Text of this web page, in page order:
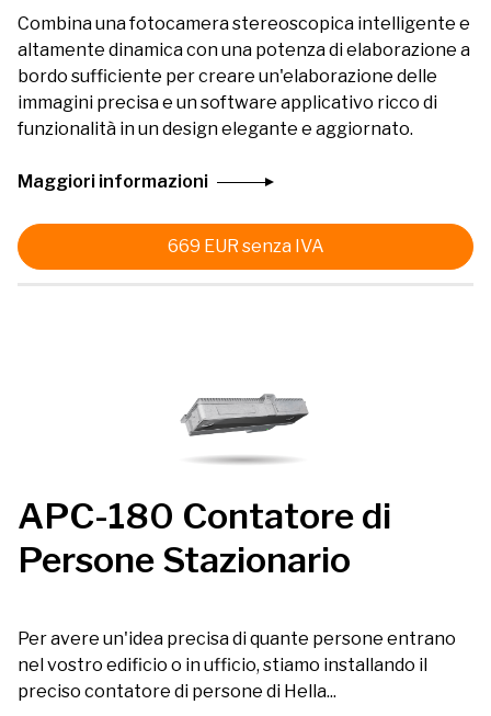
Combina una fotocamera stereoscopica intelligente e
altamente dinamica con una potenza di elaborazione a
bordo sufficiente per creare un'elaborazione delle
immagini precisa e un software applicativo ricco di
funzionalità in un design elegante e aggiornato.
Maggiori informazioni
669 EUR senza IVA
APC-180 Contatore di
Persone Stazionario
Per avere un'idea precisa di quante persone entrano
nel vostro edificio o in ufficio, stiamo installando il
preciso contatore di persone di Hella...